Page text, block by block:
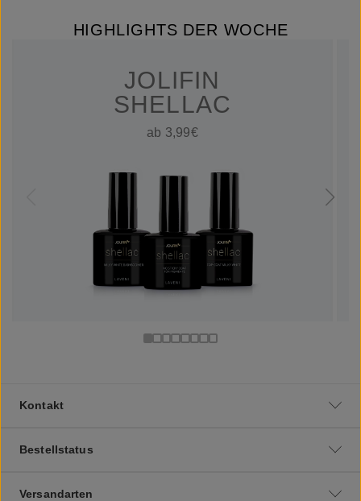
HIGHLIGHTS DER WOCHE
JOLIFIN
SHELLAC
ab 3,99€
Kontakt
Bestellstatus
Versandarten